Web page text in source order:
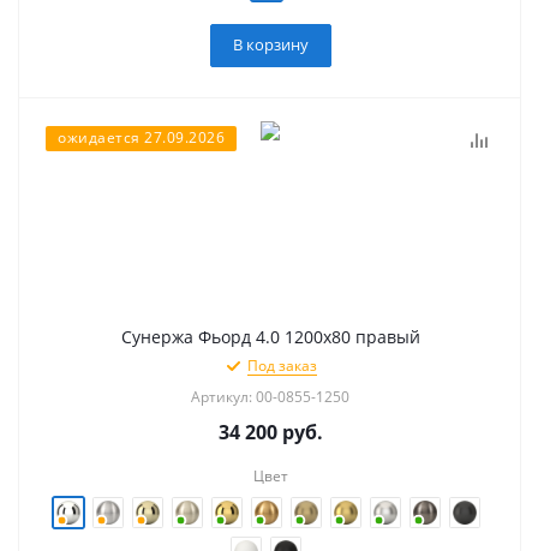
В корзину
ожидается 27.09.2026
Сунержа Фьорд 4.0 1200х80 правый
Под заказ
Артикул: 00-0855-1250
34 200руб.
Цвет